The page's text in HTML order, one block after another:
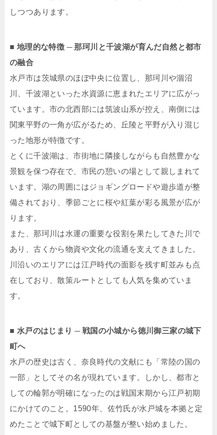
しつつあります。
■ 地理的な特徴 ─ 那珂川と千波湖が育んだ自然と都市
の融合
水戸市は茨城県のほぼ中央に位置し、那珂川や涸沼
川、千波湖といった水資源に恵まれたエリアに広がっ
ています。市の北西部には筑波山系が控え、南側には
関東平野の一角が広がるため、丘陵と平野が入り混じ
った地形が特徴です。
とくに千波湖は、市街地に隣接しながらも自然豊かな
景観を保つ存在で、市民の憩いの場として親しまれて
います。湖の周囲にはジョギングロードや遊歩道が整
備されており、季節ごとに桜や紅葉が彩る風景が広が
ります。
また、那珂川は水運の重要な役割を果たしてきた川で
あり、古くから物資や文化の流通を支えてきました。
川沿いのエリアには江戸時代の面影を残す町並みも点
在しており、散策ルートとしても人気を集めていま
す。
■ 水戸のはじまり ─ 戦国の小城から徳川御三家の城下
町へ
水戸の歴史は古く、奈良時代の文献にも「常陸の国の
一部」としてその名が現れています。しかし、都市と
しての輪郭が明確になったのは戦国末期から江戸初期
にかけてのこと。1590年、佐竹氏が水戸城を本拠と定
めたことで城下町としての基盤が整い始めました。